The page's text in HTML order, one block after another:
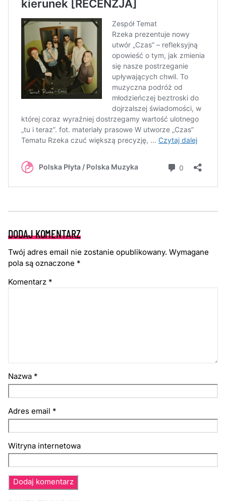
DODAJ KOMENTARZ
Twój adres email nie zostanie opublikowany. Wymagane
pola są oznaczone *
Komentarz *
Nazwa *
Adres email *
Witryna internetowa